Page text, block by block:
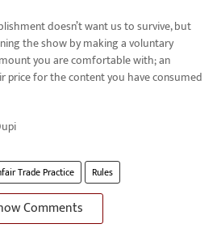
doesn’t want us to survive, but
the show by making a voluntary
you are comfortable with; an
price for the content you have consumed
Trade Practice Rules
Comments